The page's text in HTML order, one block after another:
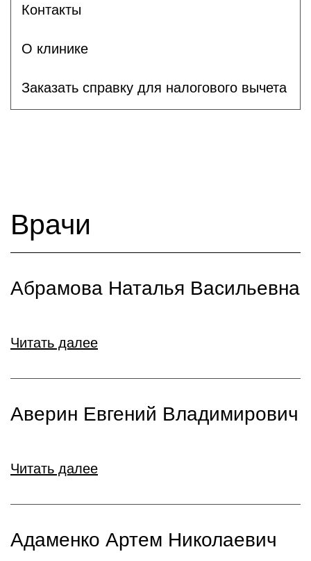
Контакты
О клинике
Заказать справку для налогового вычета
Врачи
Абрамова Наталья Васильевна
Читать далее
Аверин Евгений Владимирович
Читать далее
Адаменко Артем Николаевич